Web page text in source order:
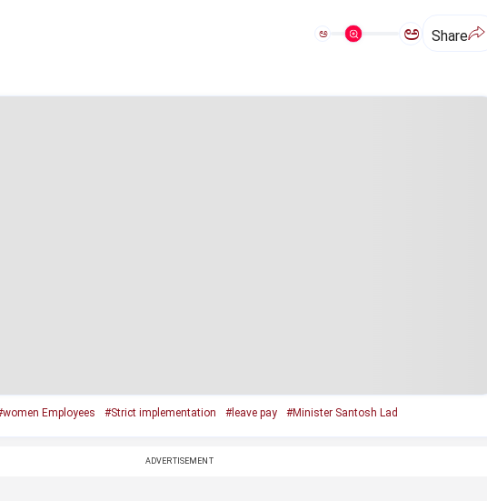
ಅ ಅ Share
Employees #Strict implementation #leave pay #Minister Santosh Lad
ADVERTISEMENT